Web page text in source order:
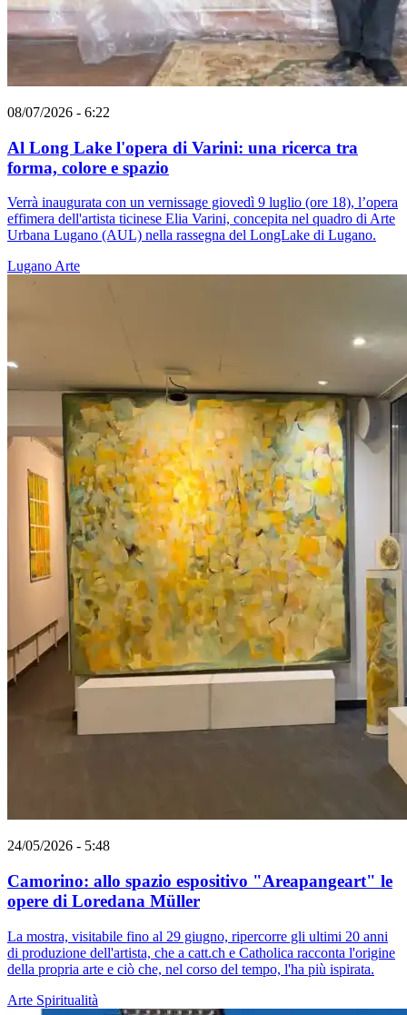
08/07/2026 - 6:22
Al Long Lake l'opera di Varini: una ricerca tra
forma, colore e spazio
Verrà inaugurata con un vernissage giovedì 9 luglio (ore 18), l’opera
effimera dell'artista ticinese Elia Varini, concepita nel quadro di Arte
Urbana Lugano (AUL) nella rassegna del LongLake di Lugano.
Lugano Arte
24/05/2026 - 5:48
Camorino: allo spazio espositivo "Areapangeart" le
opere di Loredana Müller
La mostra, visitabile fino al 29 giugno, ripercorre gli ultimi 20 anni
di produzione dell'artista, che a catt.ch e Catholica racconta l'origine
della propria arte e ciò che, nel corso del tempo, l'ha più ispirata.
Arte Spiritualità